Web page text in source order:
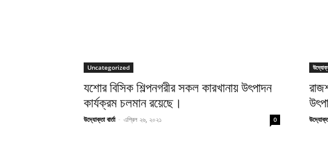
Uncategorized
যশোর বিসিক শিল্পনগরীর সকল কারখানায় উৎপাদন
কার্যক্রম চলমান রয়েছে।
উদ্যোক্তা বার্তা - এপ্রিল ২৬, ২০২১ 0